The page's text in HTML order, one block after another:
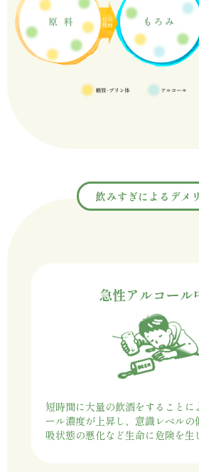
飲みすぎによるデメ
急性アルコール
短時間に大量の飲酒をすることに
ール濃度が上昇し、意識レベルの
吸状態の悪化など生命に危険を生